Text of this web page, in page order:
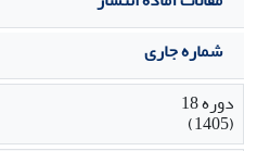
شماره جاری
دوره 18
(1405)